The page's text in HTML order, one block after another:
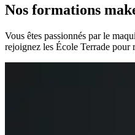
Nos formations
Vous êtes passionnés par le
rejoignez les École Terrade pour